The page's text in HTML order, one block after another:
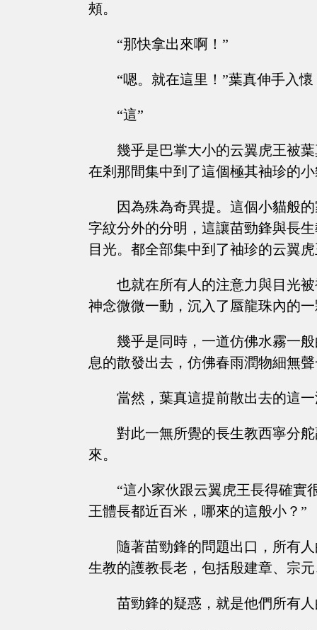
頰。
“那快拿出來啊！”
“嗯。就在這里！”葉真伸手入
“這”
幾乎是巴掌大小的云翼虎王被
在剎那間集中到了這個極其袖珍的
因為殊為奇異提。這個小貓般
字紋分外的分明，這讓苗勁鋒與長
目光。都全部集中到了袖珍的云翼
也就在所有人的注意力與目光
神念微微一動，沉入了蜃龍珠內的
幾乎是同時，一道仿佛水霧一
息的散發出去，仿佛春雨潤物細無
當然，葉真這提前散出去的這
對此一無所覺的長生教西寧分
來。
“這小家伙跟云翼虎王長得確實
王體長都近百米，哪來的這般小？”
隨著苗勁鋒的問題出口，所有
生教的護教長老，包括殷建章、宗
苗勁鋒的疑惑，就是他們所有